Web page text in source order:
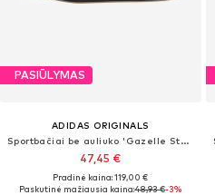
PASIŪLYMAS
ADIDAS ORIGINALS
Sportbačiai be auliuko 'Gazelle Stack'
47,45 €
Pradinė kaina: 119,00 €
Paskutinė mažiausia kaina:48,93 €-3%